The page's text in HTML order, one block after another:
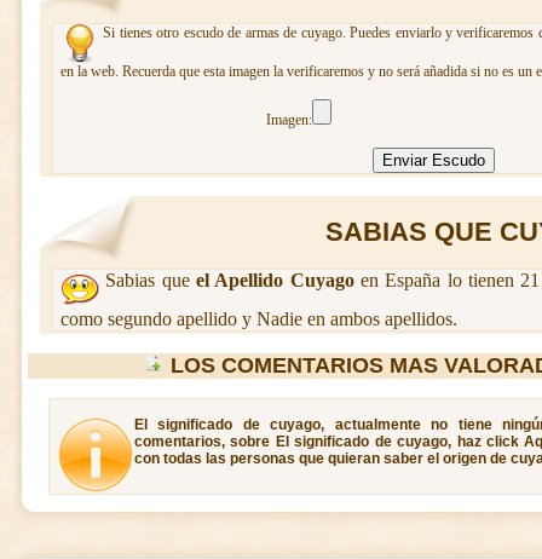
Si tienes otro escudo de armas de cuyago. Puedes enviarlo y
en la web. Recuerda que esta imagen la verificaremos y no será añadida si no es un
Imagen:
SABIAS QUE
Sabias que el Apellido Cuyagoen España lo tienen
como segundo apellido y Nadie en ambos apellidos.
LOS COMENTARIOS MAS
El significado de cuyago, actualmente no tiene
comentarios, sobre El significado de cuyago, haz click
con todas las personas que quieran saber el origen de